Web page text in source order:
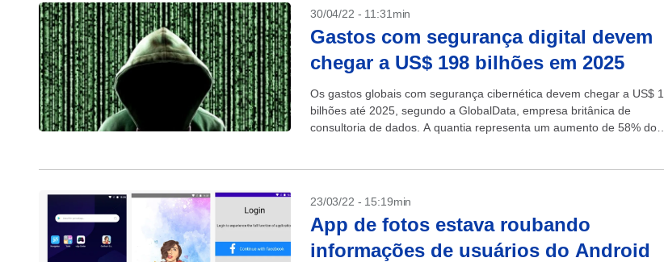
30/04/22 - 11:31min
Gastos com segurança digital devem
chegar a US$ 198 bilhões em 2025
Os gastos globais com segurança cibernética devem chegar a US$
bilhões até 2025, segundo a GlobalData, empresa britânica de
consultoria de dados. A quantia representa um aumento de 58% do
23/03/22 - 15:19min
App de fotos estava roubando
informações de usuários do Android